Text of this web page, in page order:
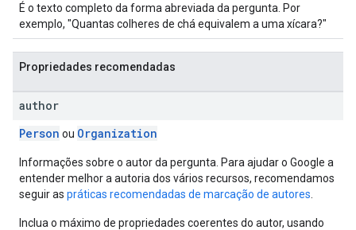
É o texto completo da forma abreviada da pergunta. Por
exemplo, "Quantas colheres de chá equivalem a uma xícara?"
Propriedades recomendadas
author
Person ou Organization
Informações sobre o autor da pergunta. Para ajudar o Google a
entender melhor a autoria dos vários recursos, recomendamos
seguir as práticas recomendadas de marcação de autores
Inclua o máximo de propriedades coerentes do autor, usando